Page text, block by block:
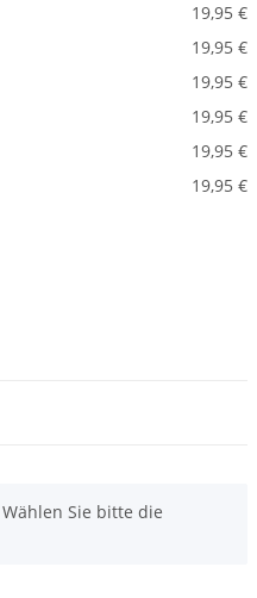
19,95 €
19,95 €
19,95 €
19,95 €
19,95 €
19,95 €
Sie bitte die